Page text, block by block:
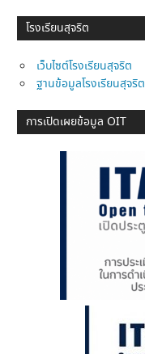
โรงเรียนสุจริต
เว็บไซต์โรงเรียนสุจริต
ฐานข้อมูลโรงเรียนสุจริต
การเปิดเผยข้อมูล OIT